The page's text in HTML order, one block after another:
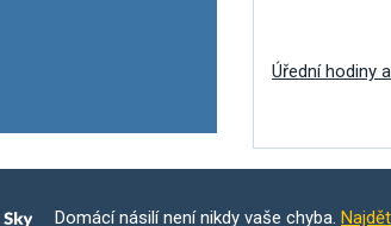
Úřední hodiny
Domácí násilí není nikdy vaše chyba.